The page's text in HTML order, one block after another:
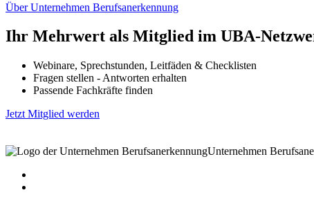
Über Unternehmen Berufsanerkennung
Ihr Mehrwert als Mitglied im UBA-
Webinare, Sprechstunden, Leitfäden & Checklisten
Fragen stellen - Antworten erhalten
Passende Fachkräfte finden
Jetzt Mitglied werden
Unternehmen